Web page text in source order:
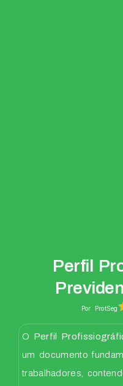
Perfil
Por ProtSeg
O Perfil
um documento
trabalhadores,